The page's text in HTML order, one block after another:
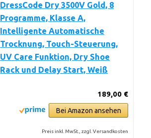
DressCode Dry 3500V Gold, 8
Programme, Klasse A,
Intelligente Automatische
Trocknung, Touch-Steuerung,
UV Care Funktion, Dry Shoe
Rack und Delay Start, Weiß
189,00 €
Bei Amazon ansehen
Preis inkl. MwSt., zzgl. Versandkosten